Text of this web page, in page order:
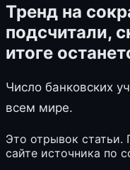
Тренд на
подсчитали,
итоге
Число банковских
всем мире.
Это отрывок статьи.
сайте источника по